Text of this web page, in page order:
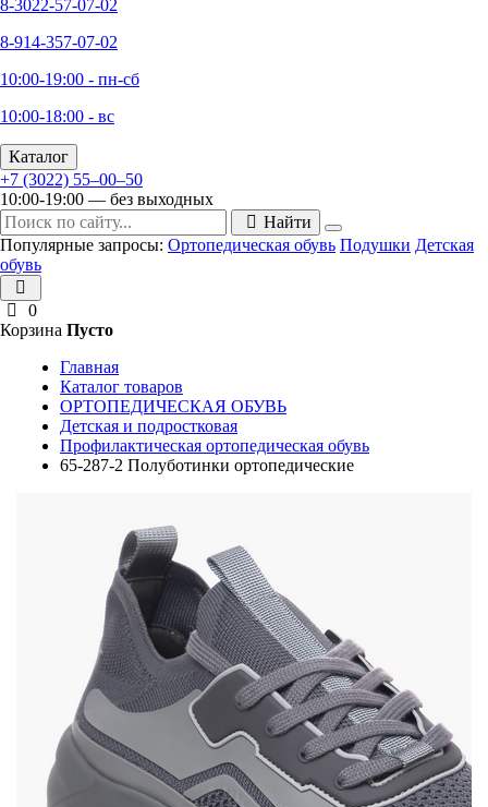
8-3022-57-07-02
8-914-357-07-02
10:00-19:00 - пн-сб
10:00-18:00 - вс
Каталог
+7 (3022) 55‒00‒50
10:00-19:00 — без выходных
Найти
Популярные запросы: Ортопедическая обувь Подушки Детская
обувь
0
Корзина Пусто
Главная
Каталог товаров
ОРТОПЕДИЧЕСКАЯ ОБУВЬ
Детская и подростковая
Профилактическая ортопедическая обувь
65-287-2 Полуботинки ортопедические